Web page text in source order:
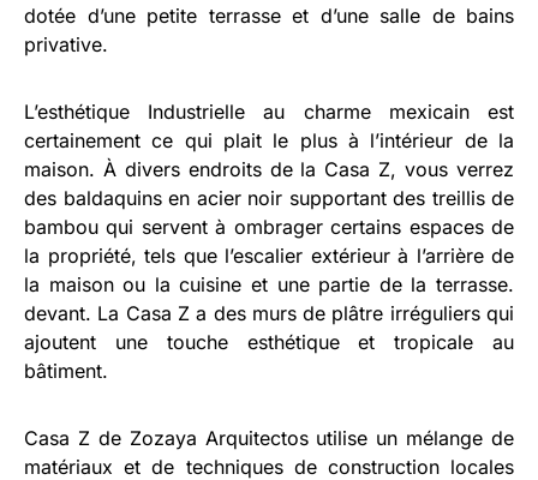
dotée d’une petite terrasse et d’une salle de bains
privative.
L’esthétique Industrielle au charme mexicain est
certainement ce qui plait le plus à l’intérieur de la
maison. À divers endroits de la Casa Z, vous verrez
des baldaquins en acier noir supportant des treillis de
bambou qui servent à ombrager certains espaces de
la propriété, tels que l’escalier extérieur à l’arrière de
la maison ou la cuisine et une partie de la terrasse.
devant. La Casa Z a des murs de plâtre irréguliers qui
ajoutent une touche esthétique et tropicale au
bâtiment.
Casa Z de Zozaya Arquitectos utilise un mélange de
matériaux et de techniques de construction locales